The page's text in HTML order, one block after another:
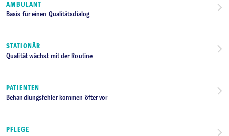
AMBULANT
Basis für einen Qualitätsdialog
STATIONÄR
Qualität wächst mit der Routine
PATIENTEN
Behandlungsfehler kommen öfter vor
PFLEGE